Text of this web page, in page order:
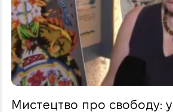
Мистецтво про свободу: